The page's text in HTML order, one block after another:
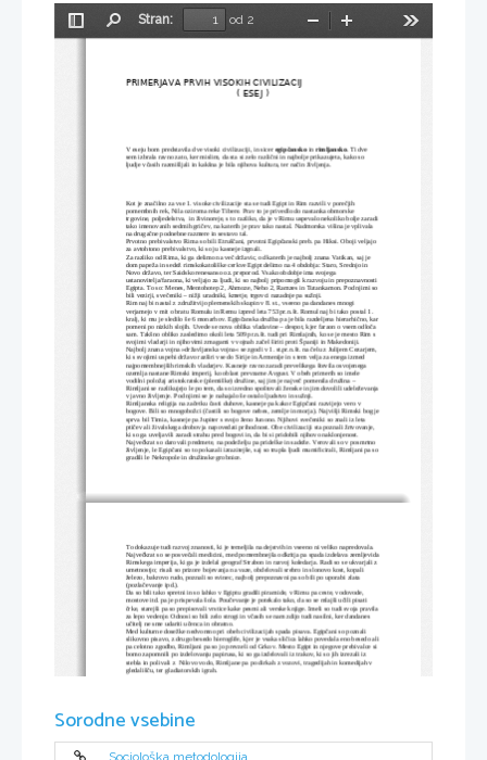
Preklopi
Stran:
od 2
Pomanjšaj
PRIMERJAVA PRVIH VISOKIH CIVILIZACIJ
( ESEJ )
V eseju bom predstavila dve visoki civilizaciji, in sicer egipčansko in rimljansko. Ti dve
sem izbrala ravno zato, ker mislim, da sta si zelo različni in najbolje prikazujeta, kako so
ljudje včasih razmišljali in kakšna je bila njihova kultura, ter način življenja.
Kot je značilno za vse 1. visoke civilizacije sta se tudi Egipt in Rim razvili v porečjih
pomembnih rek, Nila oziroma reke Tibere. Prav to je privedlo do nastanka obmorske
trgovine, poljedelstva,  in živinoreje, s to razliko, da je v Rimu uspevalo nekoliko bolje zaradi
tako imenovanih sedmih gričev, na katerih je prav tako nastal. Nadmorska višina je vplivala
na drugačne podnebne razmere in sestavo tal.
Prvotno prebivalstvo Rima so bili Etruščani, prvotni Egipčanski preb. pa Hiksi. Oboji veljajo
za avtohtono prebivalstvo, ki so ju kasneje izgnali.
Za razliko od Rima, ki ga delimo na več državic, od katerih je najbolj znana Vatikan, saj je
dom papeža in sedež rimskokatoliške cerkve Egipt delimo na 4 obdobja: Staro, Srednjo in
Novo državo, ter Saidsko renesanso oz. preporod. Vsako obdobje ima svojega
ustanovitelja/faraona, ki veljajo za ljudi, ki so najbolj pripomogli k razvoju in prepoznavnosti
Egipta. To so: Menes, Mentohotep 2, Ahmoze, Neho 2, Ramzes in Tutankamon. Pod njimi so
bili vezirji, svečeniki – nižji uradniki, kmetje, trgovci nazadnje pa sužnji.
Rim naj bi nastal z združitvijo plemenskih skupin v 8. st., vseeno pa dandanes mnogi
verjamejo v mit o bratu Romulu in Remu izpred leta 753 pr.n.št. Romul naj bi tako postal 1.
kralj, ki mu je sledilo še 6 monarhov. Egipčanska družba pa je bila razdeljena hierarhično, kar
pomeni po nizkih slojih. Uvede se nova oblika vladavine – despot, kjer faraon o vsem odloča
sam. Takšno obliko zasledimo okoli leta 509 pr.n.št. tudi pri Rimlajnih, ko se je mesto Rim s
svojimi vladarji in njihovimi zmagami v vojnah začel širiti proti Španiji in Makedoniji.
Najbolj znana vojna »državljanska vojna« se zgodi v 1. st.pr.n.št. na čelu z Julijem Cezarjem,
ki s svojimi uspehi državo razširi vse do Sirije in Armenije in s tem velja za enega izmed
najpomembnejših rimskih vladarjev. Kasneje ravno zaradi prevelikega števila osvojenega
ozemlja nastane Rimski imperij, ko oblast prevzame Avgust. V obeh primerih so imele
vodilni položaj aristokratske (plemiške) družine, saj jim je največ pomenila družina –
Rimljani se razlikujejo le po tem, da so izredno spoštovali ženske in jim dovolili udeleževanja
v javno življenje. Pod njimi se je nahajalo še ostalo ljudstvo in sužnji.
Rimljanska religija na začetku časti duhove, kasneje pa kakor Egipčani razvijejo vero v
bogove. Bili so mnogobožci (častili so bogove nebes, zemlje in morja). Najvišji Rimski bog je
sprva bil Timia, kasneje pa Jupiter s svojo ženo Junono. Njihovi svečeniki so znali iz leta
ptičev ali živalskega drobovja napovedati prihodnost. Obe civilizaciji sta poznali žrtvovanje,
ki so ga uveljavili zaradi strahu pred bogovi in, da bi si pridobili njihovo naklonjenost.
Največkrat so darovali predmete, na podeželju pa pridelke in sadeže. Verovali so v posmrtno
življenje, le Egipčani so to pokazali izrazitejše, saj so trupla ljudi mumificirali, Rimljani pa so
gradili le Nekropole in družinske grobnice.
To dokazuje tudi razvoj znanosti, ki je temeljila na dejstvih in vseeno ni veliko napredovala.
Največkrat so se posvečali medicini, med pomembnejša odkritja pa spada izdelava zemljevida
Rimskega imperija, ki ga je izdelal geograf Strabon in razvoj koledarja. Radi so se ukvarjali z
umetnostjo; risali so prizore bojevanja na vaze, obdelovali srebro in slonovo kost, kopali
železo, bakrovo rudo, poznali so svinec, najbolj prepoznavni pa so bili po uporabi zlata
(pozlačevanje ipd.).
Da so bili tako spretni in so lahko v Egiptu gradili piramide, v Rimu pa ceste, vodovode,
mostove itd. pa je prispevala šola. Poučevanje je potekalo tako, da so se mlajši učili pisati
črke, starejši pa so prepisovali vrstice kake pesmi ali verske knjige. Imeli so tudi svoja pravila
za lepo vedenje. Odnosi so bili zelo strogi in včasih se nam zdijo tudi nasilni, ker dandanes
učitelj ne sme udariti učenca in obratno.
Med kulturne dosežke nedvomno pri obeh civilizacijah spada pisava. Egipčani so poznali
slikovno pisavo, z drugo besedo hieroglife, kjer je vsaka sličica lahko povedala eno besedo ali
pa celotno zgodbo, Rimljani pa so jo prevzeli od Grkov. Mesto Egipt in njegove prebivalce si
bomo zapomnili po izdelovanju papirusa, ki so ga izdelovali iz trakov, ki so jih izrezali iz
stebla in polivali z  Nilovo vodo, Rimljane pa po dirkah z vozovi, tragedijah in komedijah v
gledališču, ter gladiatorskih igrah.
krščanske vere. Egipt se kot velika država v SV Afriki ni veliko spremenil, postal pa je
pomembno turistično mesto z zelo raznolikim živalskim in rastlinskim svetom. Upam, da se
Sorodne vsebine
Sociološka metodologija